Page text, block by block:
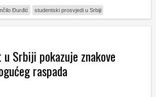
Đurđić studentski prosvjedi u Srbiji
Srbiji pokazuje znakove
raspada